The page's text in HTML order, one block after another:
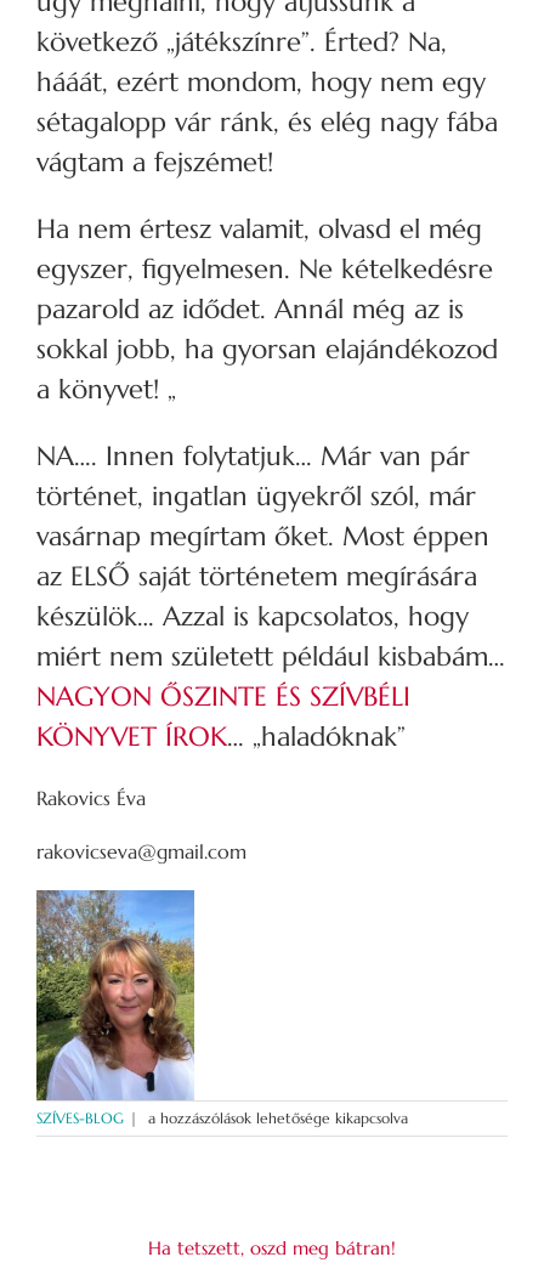
következő „játékszínre”. Érted? Na,
hááát, ezért mondom, hogy nem egy
sétagalopp vár ránk, és elég nagy fába
vágtam a fejszémet!
Ha nem értesz valamit, olvasd el még
egyszer, figyelmesen. Ne kételkedésre
pazarold az idődet. Annál még az is
sokkal jobb, ha gyorsan elajándékozod
a könyvet! „
NA…. Innen folytatjuk… Már van pár
történet, ingatlan ügyekről szól, már
vasárnap megírtam őket. Most éppen
az ELSŐ saját történetem megírására
készülök… Azzal is kapcsolatos, hogy
miért nem született például kisbabám…
NAGYON ŐSZINTE ÉS SZÍVBÉLI
KÖNYVET ÍROK… „haladóknak”
Rakovics Éva
rakovicseva@gmail.com
SZÍVES-BLOG |
A
családállítás
a hozzászólások lehetősége kikapcsolva
Ha tetszett, oszd meg bátran!